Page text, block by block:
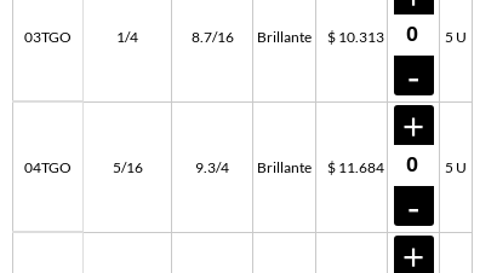
03TGO 1/4 8.7/16 Brillante $ 10.313 5 U
04TGO 5/16 9.3/4 Brillante $ 11.684 5 U